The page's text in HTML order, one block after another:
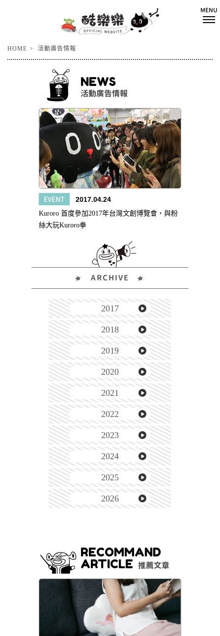
HOME 活動廣告情報
NEWS
活動廣告情報
EVENT 2017.04.24
Kuroro 首度參加2017年台灣文創博覽會，與粉
絲大玩Kuroro拳
ARCHIVE
2017
2018
2019
2020
2021
2022
2023
2024
2025
2026
RECOMMAND
ARTICLE 推薦文章